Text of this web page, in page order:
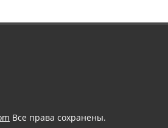
Все права сохранены.